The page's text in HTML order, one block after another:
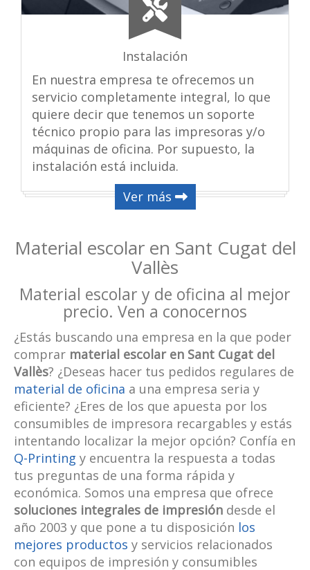
Instalación
En nuestra empresa te ofrecemos un
servicio completamente integral, lo que
quiere decir que tenemos un soporte
técnico propio para las impresoras y/o
máquinas de oficina. Por supuesto, la
instalación está incluida.
Ver más
Material escolar en Sant Cugat del
Vallès
Material escolar y de oficina al mejor
precio. Ven a conocernos
¿Estás buscando una empresa en la que poder
comprar material escolar en Sant Cugat del
Vallès? ¿Deseas hacer tus pedidos regulares de
material de oficina a una empresa seria y
eficiente? ¿Eres de los que apuesta por los
consumibles de impresora recargables y estás
intentando localizar la mejor opción? Confía en
Q-Printing y encuentra la respuesta a todas
tus preguntas de una forma rápida y
económica. Somos una empresa que ofrece
soluciones integrales de impresión desde el
año 2003 y que pone a tu disposición los
mejores productos y servicios relacionados
con equipos de impresión y consumibles